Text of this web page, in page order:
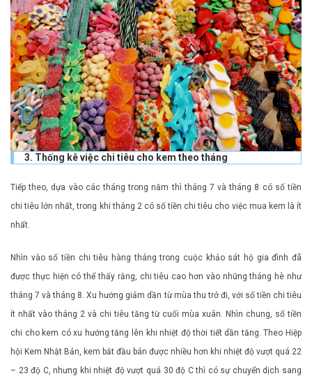
3. Thống kê việc chi tiêu cho kem theo tháng
Tiếp theo, dựa vào các tháng trong năm thì tháng 7 và tháng 8 có số tiền
chi tiêu lớn nhất, trong khi tháng 2 có số tiền chi tiêu cho việc mua kem là ít
nhất.
Nhìn vào số tiền chi tiêu hàng tháng trong cuộc khảo sát hộ gia đình đã
được thực hiện có thể thấy rằng, chi tiêu cao hơn vào những tháng hè như
tháng 7 và tháng 8. Xu hướng giảm dần từ mùa thu trở đi, với số tiền chi tiêu
ít nhất vào tháng 2 và chi tiêu tăng từ cuối mùa xuân. Nhìn chung, số tiền
chi cho kem có xu hướng tăng lên khi nhiệt độ thời tiết dần tăng. Theo Hiệp
hội Kem Nhật Bản, kem bắt đầu bán được nhiều hơn khi nhiệt độ vượt quá 22
– 23 độ C, nhưng khi nhiệt độ vượt quá 30 độ C thì có sự chuyển dịch sang